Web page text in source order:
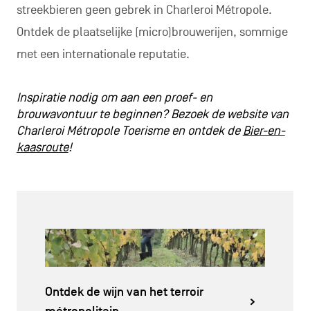
streekbieren geen gebrek in Charleroi Métropole.
Ontdek de plaatselijke (micro)brouwerijen, sommige
met een internationale reputatie.
Inspiratie nodig om aan een proef- en
brouwavontuur te beginnen? Bezoek de website van
Charleroi Métropole Toerisme en ontdek deBier-en-
kaasroute!
Ontdek de wijn van het terroir